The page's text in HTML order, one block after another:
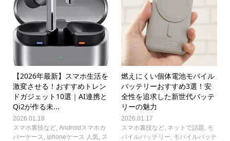
【2026年最新】スマホ生活を
激変させる！おすすめトレン
ドガジェット10選｜AI連携と
Qi2が作る未...
2026.01.18
スマホ裏技など, Androidスマホカ
バーケース, iphoneケース 人気, ス
燃えにくい個体電池モバイル
バッテリーおすすめ3選！安
全性を追求した新世代バッテ
リーの魅力
2026.01.17
スマホ裏技など, ネットで話題, モ
バイルバッテリー, モバイルバッテ